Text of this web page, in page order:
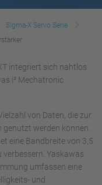
Sigma-X Servo Serie
integriert sich nahtlos
i³ Mechatronic
von Daten, die zur
werden können.
eine Bandbreite von 3,5
verbessern. Yaskawas
umfassen eine
und